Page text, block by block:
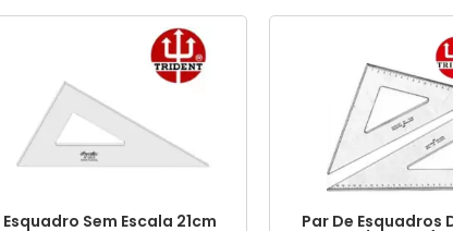
Esquadro Sem Escala 21cm
Par De Esquadros